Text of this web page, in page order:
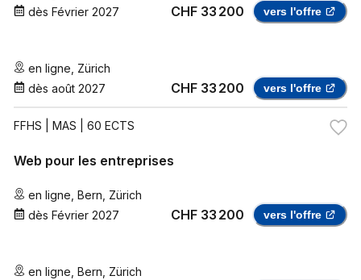
dès Février 2027 CHF 33 200 vers l'offre
en ligne Zürich
dès août 2027 CHF 33 200 vers l'offre
FFHS | MAS | 60 ECTS
Web pour les entreprises
en ligne Bern Zürich
dès Février 2027 CHF 33 200 vers l'offre
en ligne Bern Zürich